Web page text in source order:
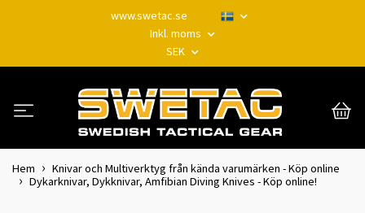
www.swetac.se
Inkl. moms
SEK
Hem
Knivar och Multiverktyg från kända varumärken - Köp online
Dykarknivar, Dykknivar, Amfibian Diving Knives - Köp online!